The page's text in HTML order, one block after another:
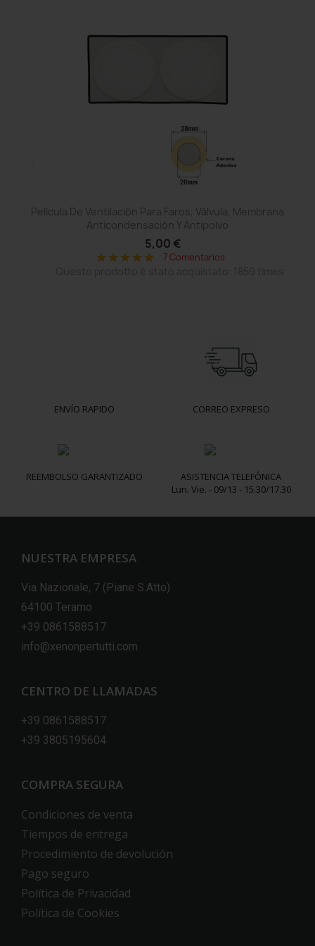
Película De Ventilación Para Faros, Válvula, Membrana
Anticondensación Y Antipolvo
5,00 €
star star star star star 7 Comentarios
ENVÍO RAPIDO CORREO EXPRESO
REEMBOLSO GARANTIZADO
ASISTENCIA TELEFÓNICA
Lun. Vie. - 09/13 - 15.30/17.30
NUESTRA EMPRESA
Via Nazionale, 7 (Piane S.Atto)
64100 Teramo
+39 0861588517
info@xenonpertutti.com
CENTRO DE LLAMADAS
+39 0861588517
+39 3805195604
COMPRA SEGURA
Condiciones de venta
Tiempos de entrega
Procedimiento de devolución
Pago seguro
Política de Privacidad
Política de Cookies